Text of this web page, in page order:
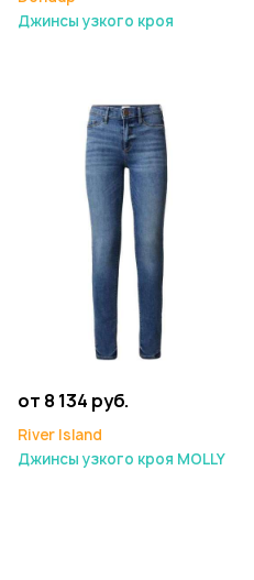
Джинсы узкого кроя
от 8 134 руб.
River Island
Джинсы узкого кроя MOLLY